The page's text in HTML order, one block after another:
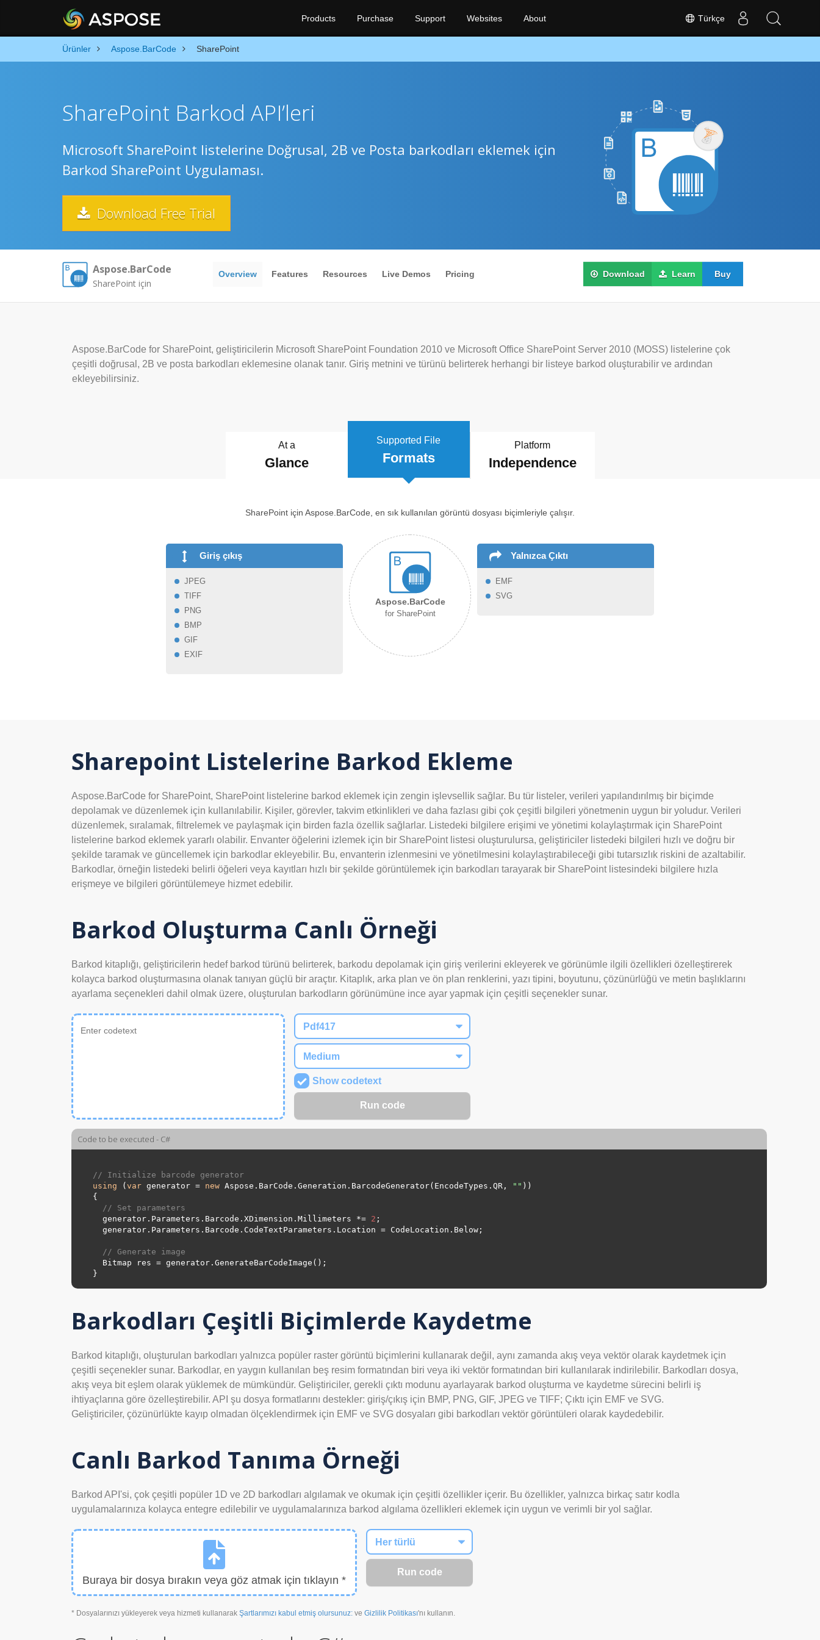
Türkçe
Products Purchase Support Websites About
Ürünler Aspose.BarCode SharePoint
SharePoint Barkod API’leri
Microsoft SharePoint listelerine Doğrusal, 2B ve Posta barkodları eklemek için
Barkod SharePoint Uygulaması.
Download Free Trial
Aspose.BarCode
SharePoint için
Overview Features Resources Live Demos Pricing Download Learn Buy
Aspose.BarCode for SharePoint, geliştiricilerin Microsoft SharePoint Foundation 2010 ve Microsoft Office SharePoint Server 2010 (MOSS) listelerine çok
çeşitli doğrusal, 2B ve posta barkodları eklemesine olanak tanır. Giriş metnini ve türünü belirterek herhangi bir listeye barkod oluşturabilir ve ardından
ekleyebilirsiniz.
At a
Glance
Platform
Independence
Supported File
Formats
SharePoint için Aspose.BarCode, en sık kullanılan görüntü dosyası biçimleriyle çalışır.
Giriş çıkış
JPEG
TIFF
PNG
BMP
GIF
EXIF
Yalnızca Çıktı
EMF
SVG
Aspose.BarCode
for SharePoint
Sharepoint Listelerine Barkod Ekleme
Aspose.BarCode for SharePoint, SharePoint listelerine barkod eklemek için zengin işlevsellik sağlar. Bu tür listeler, verileri yapılandırılmış bir biçimde
depolamak ve düzenlemek için kullanılabilir. Kişiler, görevler, takvim etkinlikleri ve daha fazlası gibi çok çeşitli bilgileri yönetmenin uygun bir yoludur. Verileri
düzenlemek, sıralamak, filtrelemek ve paylaşmak için birden fazla özellik sağlarlar. Listedeki bilgilere erişimi ve yönetimi kolaylaştırmak için SharePoint
listelerine barkod eklemek yararlı olabilir. Envanter öğelerini izlemek için bir SharePoint listesi oluşturulursa, geliştiriciler listedeki bilgileri hızlı ve doğru bir
şekilde taramak ve güncellemek için barkodlar ekleyebilir. Bu, envanterin izlenmesini ve yönetilmesini kolaylaştırabileceği gibi tutarsızlık riskini de azaltabilir.
Barkodlar, örneğin listedeki belirli öğeleri veya kayıtları hızlı bir şekilde görüntülemek için barkodları tarayarak bir SharePoint listesindeki bilgilere hızla
erişmeye ve bilgileri görüntülemeye hizmet edebilir.
Barkod Oluşturma Canlı Örneği
Barkod kitaplığı, geliştiricilerin hedef barkod türünü belirterek, barkodu depolamak için giriş verilerini ekleyerek ve görünümle ilgili özellikleri özelleştirerek
kolayca barkod oluşturmasına olanak tanıyan güçlü bir araçtır. Kitaplık, arka plan ve ön plan renklerini, yazı tipini, boyutunu, çözünürlüğü ve metin başlıklarını
ayarlama seçenekleri dahil olmak üzere, oluşturulan barkodların görünümüne ince ayar yapmak için çeşitli seçenekler sunar.
Show codetext
Code to be executed - C#
// Initialize barcode generator
using ( var generator = new Aspose.BarCode.Generation.BarcodeGenerator(EncodeTypes. QR , " " ))
{
// Set parameters
  generator.Parameters.Barcode.XDimension.Millimeters *=
2 ;
  generator.Parameters.Barcode.CodeTextParameters.Location = CodeLocation.
Below ;
// Generate image
Barkodları Çeşitli Biçimlerde Kaydetme
Barkod kitaplığı, oluşturulan barkodları yalnızca popüler raster görüntü biçimlerini kullanarak değil, aynı zamanda akış veya vektör olarak kaydetmek için
çeşitli seçenekler sunar. Barkodlar, en yaygın kullanılan beş resim formatından biri veya iki vektör formatından biri kullanılarak indirilebilir. Barkodları dosya,
akış veya bit eşlem olarak yüklemek de mümkündür. Geliştiriciler, gerekli çıktı modunu ayarlayarak barkod oluşturma ve kaydetme sürecini belirli iş
ihtiyaçlarına göre özelleştirebilir. API şu dosya formatlarını destekler: giriş/çıkış için BMP, PNG, GIF, JPEG ve TIFF; Çıktı için EMF ve SVG.
Geliştiriciler, çözünürlükte kayıp olmadan ölçeklendirmek için EMF ve SVG dosyaları gibi barkodları vektör görüntüleri olarak kaydedebilir.
Canlı Barkod Tanıma Örneği
Barkod API'si, çok çeşitli popüler 1D ve 2D barkodları algılamak ve okumak için çeşitli özellikler içerir. Bu özellikler, yalnızca birkaç satır kodla
uygulamalarınıza kolayca entegre edilebilir ve uygulamalarınıza barkod algılama özellikleri eklemek için uygun ve verimli bir yol sağlar.
Buraya bir dosya bırakın veya göz atmak için tıklayın *
* Dosyalarınızı yükleyerek veya hizmeti kullanarak Şartlarımızı kabul etmiş olursunuz: ve Gizlilik Politikası'nı kullanın.